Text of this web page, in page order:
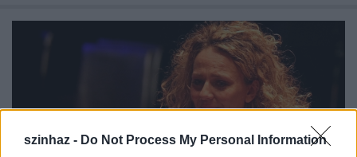
szinhaz - Do Not Process My Personal Information